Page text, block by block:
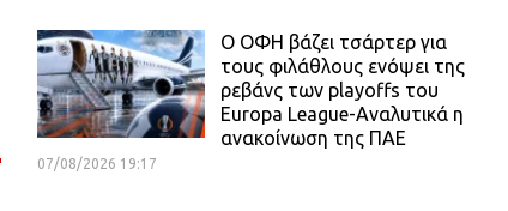
Ο ΟΦΗ βάζει τσάρτερ για
τους φιλάθλους ενόψει της
ρεβάνς των playoffs του
Europa League-Αναλυτικά η
ανακοίνωση της ΠΑΕ
07/08/2026 19:17